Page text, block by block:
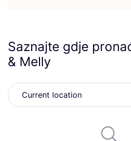
Saznajte gdje
& Melly